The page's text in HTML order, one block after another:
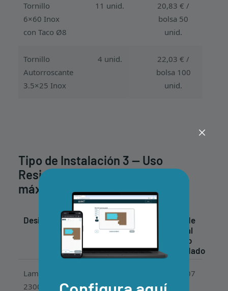
Tornillo
6×60 Inox
con Taco Ø8
11 unid.
20,83 € /
bolsa 50
unid.
Tornillo
Autorroscante
3.5×25 Inox
4 unid.
22,03 € /
bolsa 100
unid.
Tipo de Instalación 3 — Uso
Residencial / Comercial (Carga
máxima 200 kg/m²)
Designación Cant./m²
Precio de
Venta al
Público
Recomendado
Lama
2300x140x24
Desde 19,07
€ / lama